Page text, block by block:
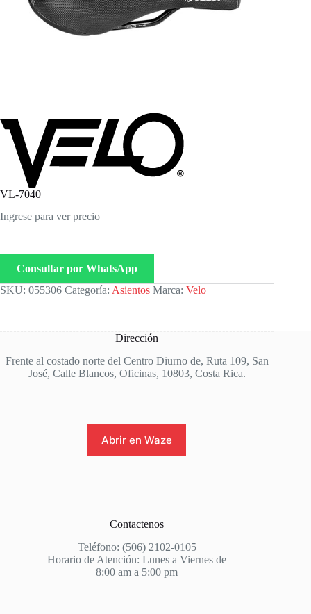
VL-7040
Ingrese para ver precio
Consultar por WhatsApp
SKU: 055306 Categoría: Asientos Marca: Velo
Dirección
Frente al costado norte del Centro Diurno de, Ruta 109, San
José, Calle Blancos, Oficinas, 10803, Costa Rica.
Abrir en Waze
Contactenos
Teléfono: (506) 2102-0105
Horario de Atención: Lunes a Viernes de
8:00 am a 5:00 pm